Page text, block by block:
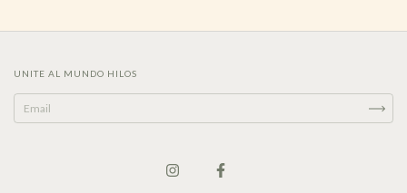
UNITE AL MUNDO HILOS